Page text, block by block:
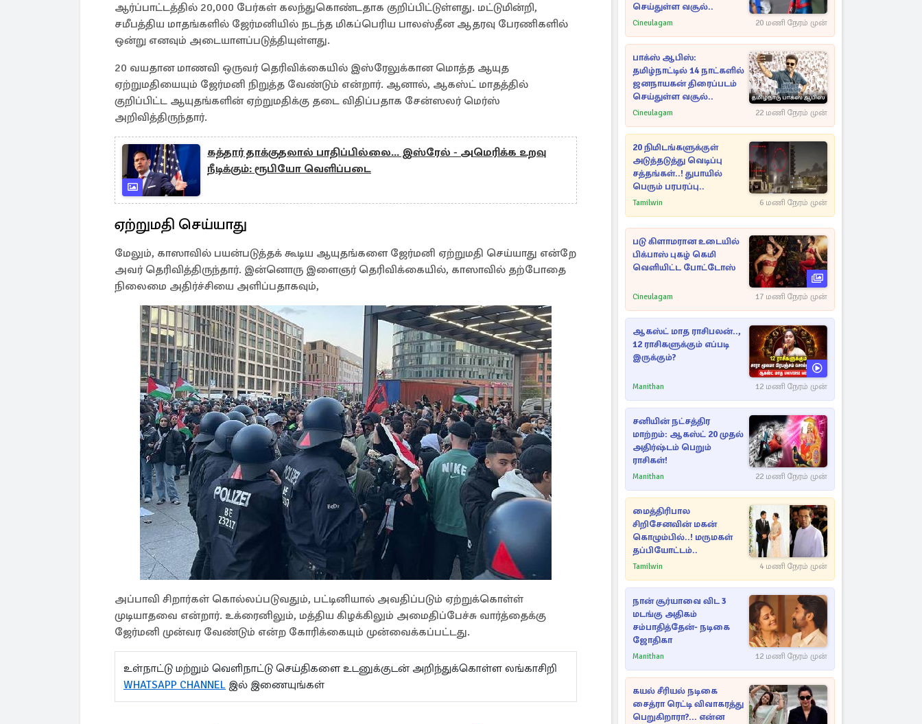
ஆர்ப்பாட்டத்தில் 20,000 பேர்கள் கலந்துகொண்டதாக குறிப்பிட்டுள்ளது. மட்டுமின்றி,
சமீபத்திய மாதங்களில் ஜேர்மனியில் நடந்த மிகப்பெரிய பாலஸ்தீன ஆதரவு பேரணிகளில்
ஒன்று எனவும் அடையாளப்படுத்தியுள்ளது.
20 வயதான மாணவி ஒருவர் தெரிவிக்கையில் இஸ்ரேலுக்கான மொத்த ஆயுத
ஏற்றுமதியையும் ஜேர்மனி நிறுத்த வேண்டும் என்றார். ஆனால், ஆகஸ்ட் மாதத்தில்
குறிப்பிட்ட ஆயுதங்களின் ஏற்றுமதிக்கு தடை விதிப்பதாக சேன்ஸலர் மெர்ஸ்
அறிவித்திருந்தார்.
கத்தார் தாக்குதலால் பாதிப்பில்லை... இஸ்ரேல் - அமெரிக்க உறவு
நீடிக்கும்: ரூபியோ வெளிப்படை
ஏற்றுமதி செய்யாது
மேலும், காஸாவில் பயன்படுத்தக் கூடிய ஆயுதங்களை ஜேர்மனி ஏற்றுமதி செய்யாது என்றே
அவர் தெரிவித்திருந்தார். இன்னொரு இளைஞர் தெரிவிக்கையில், காஸாவில் தற்போதை
நிலைமை அதிர்ச்சியை அளிப்பதாகவும்,
அப்பாவி சிறார்கள் கொல்லப்படுவதும், பட்டினியால் அவதிப்படும் ஏற்றுக்கொள்ள்
முடியாதவை என்றார். உக்ரைனிலும், மத்திய கிழக்கிலும் அமைதிப்பேச்சு வார்த்தைக்கு
ஜேர்மனி முன்வர வேண்டும் என்ற கோரிக்கையும் முன்வைக்கப்பட்டது.
உள்நாட்டு மற்றும் வெளிநாட்டு செய்திகளை உடனுக்குடன் அறிந்துக்கொள்ள லங்காசிறி
WHATSAPP CHANNEL இல் இணையுங்கள்
செய்துள்ள வசூல்..
Cineulagam 20 மணி நேரம் முன்
பாக்ஸ் ஆபிஸ்:
தமிழ்நாட்டில் 14 நாட்களில்
ஜனநாயகன் திரைப்படம்
செய்துள்ள வசூல்..
Cineulagam 22 மணி நேரம் முன்
20 நிமிடங்களுக்குள்
அடுத்தடுத்து வெடிப்பு
சத்தங்கள்..! துபாயில்
பெரும் பரபரப்பு..
Tamilwin 6 மணி நேரம் முன்
படு கிளாமரான உடையில்
பிக்பாஸ் புகழ் கெமி
வெளியிட்ட போட்டோஸ்
Cineulagam 17 மணி நேரம் முன்
ஆகஸ்ட் மாத ராசிபலன்..,
12 ராசிகளுக்கும் எப்படி
இருக்கும்?
Manithan 12 மணி நேரம் முன்
சனியின் நட்சத்திர
மாற்றம்: ஆகஸ்ட் 20 முதல்
அதிர்ஷ்டம் பெறும்
ராசிகள்!
Manithan 22 மணி நேரம் முன்
மைத்திரிபால
சிறிசேனவின் மகன்
கொழும்பில்..! மருமகள்
தப்பியோட்டம்..
Tamilwin 4 மணி நேரம் முன்
நான் சூர்யாவை விட 3
மடங்கு அதிகம்
சம்பாதித்தேன்- நடிகை
ஜோதிகா
Manithan 12 மணி நேரம் முன்
கயல் சீரியல் நடிகை
சைத்ரா ரெட்டி விவாகரத்து
பெறுகிறாரா?... என்ன